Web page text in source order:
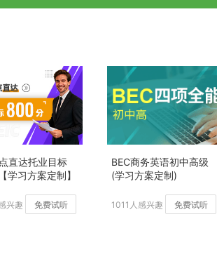
直达托业目标
学习方案定制】
兴趣 免费试听
BEC商务英语初中高级
(学习方案定制)
1011人感兴趣 免费试听